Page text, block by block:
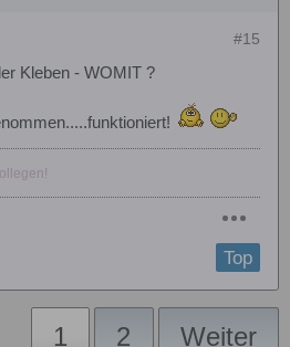
#15
Kleben - WOMIT ?
Top
1 2 Weiter